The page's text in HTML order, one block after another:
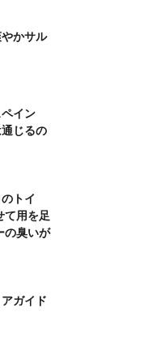
かサル
イン
じるの
トイ
て用を足
の臭いが
ガイド